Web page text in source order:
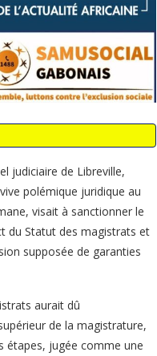
judiciaire de Libreville,
polémique juridique au
visait à sanctionner le
du Statut des magistrats et
supposée de garanties
aurait dû
de la magistrature,
étapes, jugée comme une